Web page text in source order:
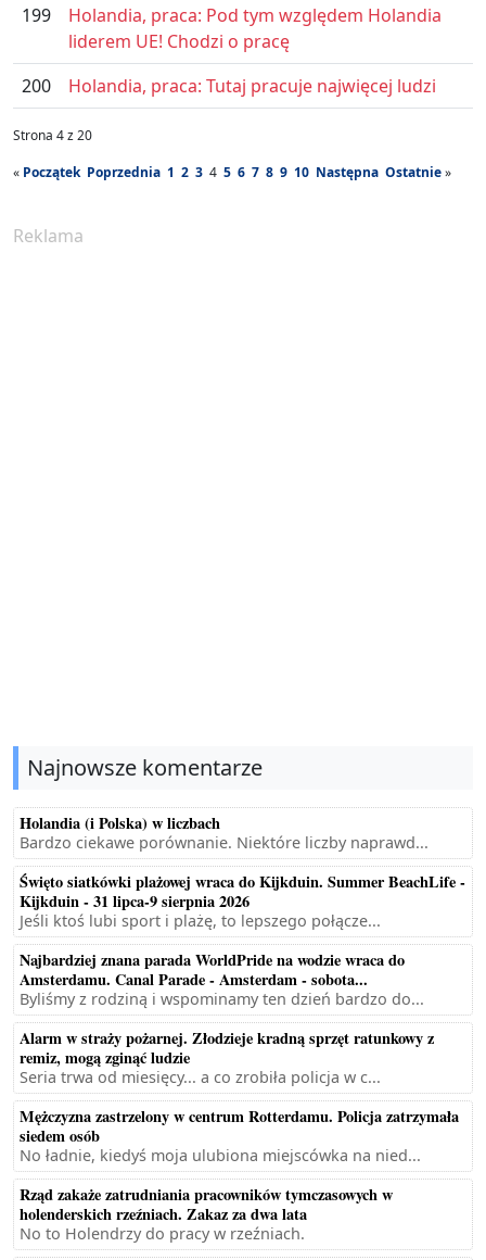
199
Holandia, praca: Pod tym względem Holandia
liderem UE! Chodzi o pracę
200
Holandia, praca: Tutaj pracuje najwięcej ludzi
Strona 4 z 20
« Początek Poprzednia 1 2 3 4 5 6 7 8 9 10 Następna Ostatnie»
Reklama
Najnowsze komentarze
Holandia (i Polska) w liczbach
Bardzo ciekawe porównanie. Niektóre liczby naprawd...
Święto siatkówki plażowej wraca do Kijkduin. Summer BeachLife -
Kijkduin - 31 lipca-9 sierpnia 2026
Jeśli ktoś lubi sport i plażę, to lepszego połącze...
Najbardziej znana parada WorldPride na wodzie wraca do
Amsterdamu. Canal Parade - Amsterdam - sobota...
Byliśmy z rodziną i wspominamy ten dzień bardzo do...
Alarm w straży pożarnej. Złodzieje kradną sprzęt ratunkowy z
remiz, mogą zginąć ludzie
Seria trwa od miesięcy... a co zrobiła policja w c...
Mężczyzna zastrzelony w centrum Rotterdamu. Policja zatrzymała
siedem osób
No ładnie, kiedyś moja ulubiona miejscówka na nied...
Rząd zakaże zatrudniania pracowników tymczasowych w
holenderskich rzeźniach. Zakaz za dwa lata
No to Holendrzy do pracy w rzeźniach.